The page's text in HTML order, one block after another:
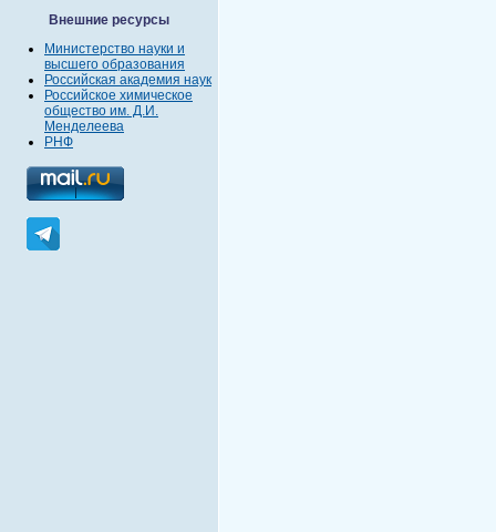
Внешние ресурсы
Министерство науки и
высшего образования
Российская академия наук
Российское химическое
общество им. Д.И.
Менделеева
РНФ